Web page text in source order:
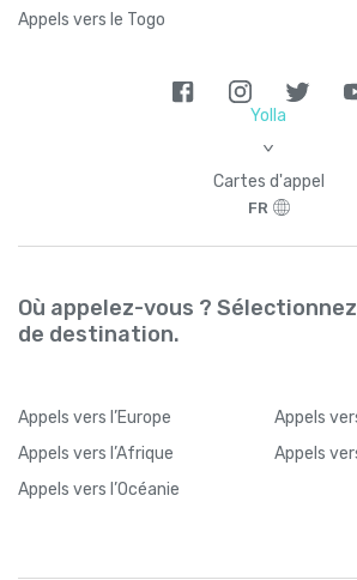
Appels vers le Togo
Yolla
>
Cartes d'appel
FR
Où appelez-vous ?
de destination.
Appels vers l’Europe Appels
Appels vers l’Afrique Appels
Appels vers l’Océanie